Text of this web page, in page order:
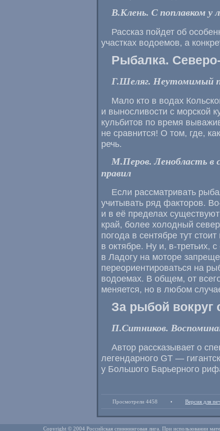
В.Клень. С поплавком у
Рассказ пойдет об
участках водоемов, а
Рыбалка.
Г.Шеляг. Неутомимый
Мало кто в водах
и выносливости с морской
кульбитов по время
не сравнится! О том, где,
речь.
М.Перов. Ленобласть в
правил
Если рассматривать
учитывать ряд факторов.
и в её пределах
край, более холодный
погода в сентябре тут
в октябре. Ну и, в-третьих,
в Ладогу на моторе
переориентироваться на
водоемах. В общем, от
меняется, но в любом
За рыбой вокруг
П.Ситников.
Автор рассказывает о
легендарного GT —
у Большого Барьерного
Просмотрели 4458 • Версия для
Copyright © 2004 Российская спиннинговая лига. При использовании